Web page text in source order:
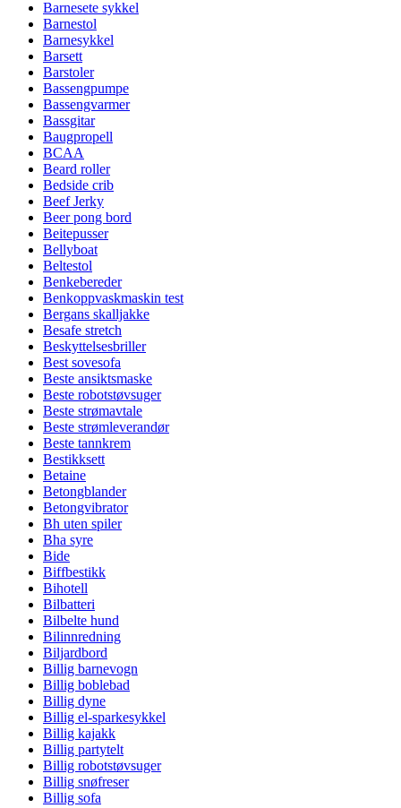
Barnesete sykkel
Barnestol
Barnesykkel
Barsett
Barstoler
Bassengpumpe
Bassengvarmer
Bassgitar
Baugpropell
BCAA
Beard roller
Bedside crib
Beef Jerky
Beer pong bord
Beitepusser
Bellyboat
Beltestol
Benkebereder
Benkoppvaskmaskin test
Bergans skalljakke
Besafe stretch
Beskyttelsesbriller
Best sovesofa
Beste ansiktsmaske
Beste robotstøvsuger
Beste strømavtale
Beste strømleverandør
Beste tannkrem
Bestikksett
Betaine
Betongblander
Betongvibrator
Bh uten spiler
Bha syre
Bide
Biffbestikk
Bihotell
Bilbatteri
Bilbelte hund
Bilinnredning
Biljardbord
Billig barnevogn
Billig boblebad
Billig dyne
Billig el-sparkesykkel
Billig kajakk
Billig partytelt
Billig robotstøvsuger
Billig snøfreser
Billig sofa